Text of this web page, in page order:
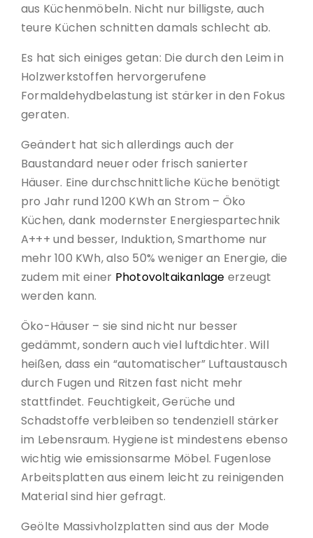
aus Küchenmöbeln. Nicht nur billigste, auch
teure Küchen schnitten damals schlecht ab.
Es hat sich einiges getan: Die durch den Leim in
Holzwerkstoffen hervorgerufene
Formaldehydbelastung ist stärker in den Fokus
geraten.
Geändert hat sich allerdings auch der
Baustandard neuer oder frisch sanierter
Häuser. Eine durchschnittliche Küche benötigt
pro Jahr rund 1200 KWh an Strom – Öko
Küchen, dank modernster Energiespartechnik
A+++ und besser, Induktion, Smarthome nur
mehr 100 KWh, also 50% weniger an Energie, die
zudem mit einer Photovoltaikanlage erzeugt
werden kann.
Öko-Häuser – sie sind nicht nur besser
gedämmt, sondern auch viel luftdichter. Will
heißen, dass ein “automatischer” Luftaustausch
durch Fugen und Ritzen fast nicht mehr
stattfindet. Feuchtigkeit, Gerüche und
Schadstoffe verbleiben so tendenziell stärker
im Lebensraum. Hygiene ist mindestens ebenso
wichtig wie emissionsarme Möbel. Fugenlose
Arbeitsplatten aus einem leicht zu reinigenden
Material sind hier gefragt.
Geölte Massivholzplatten sind aus der Mode